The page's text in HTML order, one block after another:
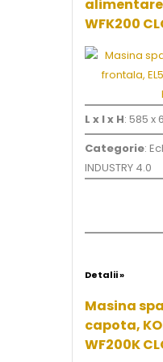
alimentare
WFK200
L x l x H: 585 x
Categorie:
INDUSTRY 4.0
Detalii »
Masina
capota,
WF200K